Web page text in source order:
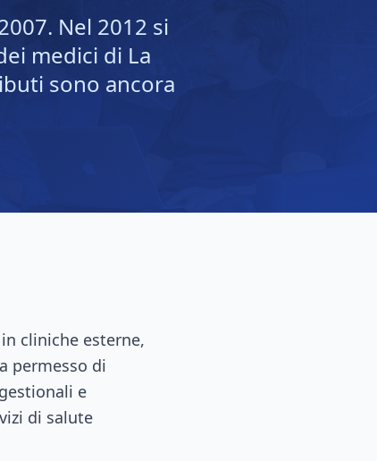
Nel 2012 si
medici di La
sono ancora
cliniche esterne,
permesso di
e
di salute